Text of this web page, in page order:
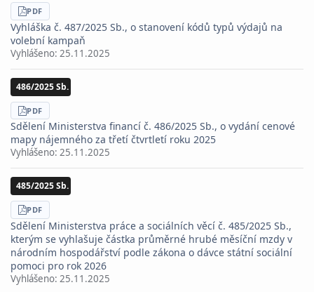
STÁHNOUT
PDF
Vyhláška č. 487/2025 Sb., o stanovení kódů typů výdajů na
volební kampaň
Vyhlášeno: 25.11.2025
486/2025 Sb.
STÁHNOUT
PDF
Sdělení Ministerstva financí č. 486/2025 Sb., o vydání cenové
mapy nájemného za třetí čtvrtletí roku 2025
Vyhlášeno: 25.11.2025
485/2025 Sb.
STÁHNOUT
PDF
Sdělení Ministerstva práce a sociálních věcí č. 485/2025 Sb.,
kterým se vyhlašuje částka průměrné hrubé měsíční mzdy v
národním hospodářství podle zákona o dávce státní sociální
pomoci pro rok 2026
Vyhlášeno: 25.11.2025